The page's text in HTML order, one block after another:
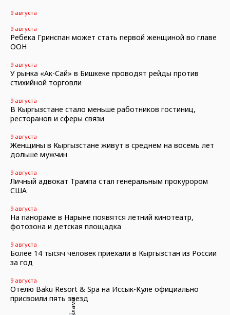
9 августа
9 августа
Ребека Гринспан может стать первой женщиной во главе
ООН
9 августа
У рынка «Ак-Сай» в Бишкеке проводят рейды против
стихийной торговли
9 августа
В Кыргызстане стало меньше работников гостиниц,
ресторанов и сферы связи
9 августа
Женщины в Кыргызстане живут в среднем на восемь лет
дольше мужчин
9 августа
Личный адвокат Трампа стал генеральным прокурором
США
9 августа
На панораме в Нарыне появятся летний кинотеатр,
фотозона и детская площадка
9 августа
Более 14 тысяч человек приехали в Кыргызстан из России
за год
9 августа
Отелю Baku Resort & Spa на Иссык-Куле официально
присвоили пять звезд
Реклама